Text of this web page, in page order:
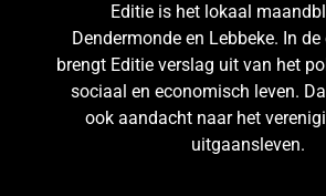
Editie is het lokaal
Dendermonde en Lebbeke. In
brengt Editie verslag uit van het
sociaal en economisch leven.
ook aandacht naar het
uitgaansleven.